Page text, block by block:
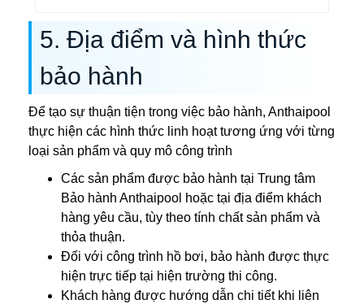
5. Địa điểm và hình thức
bảo hành
Để tạo sự thuận tiện trong việc bảo hành, Anthaipool
thực hiện các hình thức linh hoạt tương ứng với từng
loại sản phẩm và quy mô công trình
Các sản phẩm được bảo hành tại Trung tâm
Bảo hành Anthaipool hoặc tại địa điểm khách
hàng yêu cầu, tùy theo tính chất sản phẩm và
thỏa thuận.
Đối với công trình hồ bơi, bảo hành được thực
hiện trực tiếp tại hiện trường thi công.
Khách hàng được hướng dẫn chi tiết khi liên